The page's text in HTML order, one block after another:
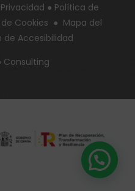
● Política de
Cookies ● Mapa del
de Accesibilidad
Consulting